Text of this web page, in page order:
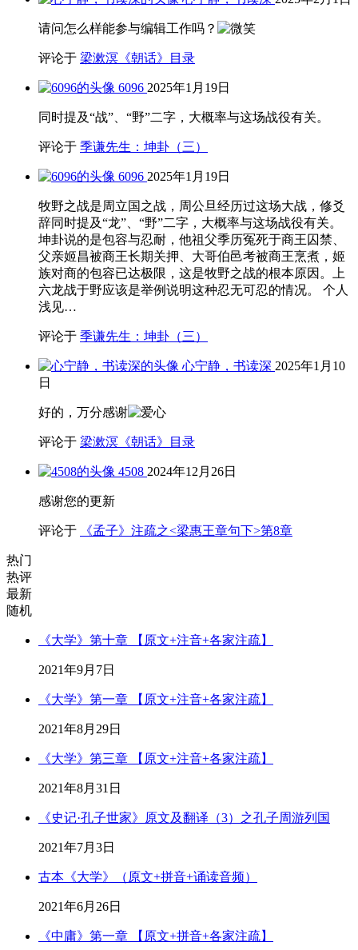
请问怎么样能参与编辑工作吗？
评论于 梁漱溟《朝话》目录
6096 2025年1月19日
同时提及“战”、“野”二字，大概率与这场战役有关。
评论于 季谦先生：坤卦（三）
6096 2025年1月19日
牧野之战是周立国之战，周公旦经历过这场大战，修爻
辞同时提及“龙”、“野”二字，大概率与这场战役有关。
坤卦说的是包容与忍耐，他祖父季历冤死于商王囚禁、
父亲姬昌被商王长期关押、大哥伯邑考被商王烹煮，姬
族对商的包容已达极限，这是牧野之战的根本原因。上
六龙战于野应该是举例说明这种忍无可忍的情况。 个人
浅见…
评论于 季谦先生：坤卦（三）
心宁静，书读深 2025年1月10
日
好的，万分感谢
评论于 梁漱溟《朝话》目录
4508 2024年12月26日
感谢您的更新
评论于 《孟子》注疏之<梁惠王章句下>第8章
热门
热评
最新
随机
《大学》第十章 【原文+注音+各家注疏】
2021年9月7日
《大学》第一章 【原文+注音+各家注疏】
2021年8月29日
《大学》第三章 【原文+注音+各家注疏】
2021年8月31日
《史记·孔子世家》原文及翻译（3）之孔子周游列国
2021年7月3日
古本《大学》（原文+拼音+诵读音频）
2021年6月26日
《中庸》第一章 【原文+拼音+各家注疏】